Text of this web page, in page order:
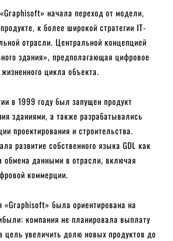
начала переход от модели,
к более широкой стратегии IT-
отрасли. Центральной концепцией
здания», предполагающая цифровое
цикла объекта.
в 1999 году был запущен продукт
зданиями, а также разрабатывались
проектирования и строительства.
развитие собственного языка GDL как
обмена данными в отрасли, включая
коммерции.
«Graphisoft» была ориентирована на
компания не планировала выплату
цель увеличить долю новых продуктов до